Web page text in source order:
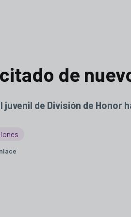
de
juvenil de División de